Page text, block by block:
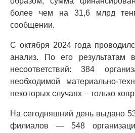
более чем на 31,6 млрд
сообщении.
С октября 2024 года
анализ. По его результатам
несоответствий: 384
необходимой материально-
некоторых случаях – только
На сегодняшний день выдано
филиалов — 548